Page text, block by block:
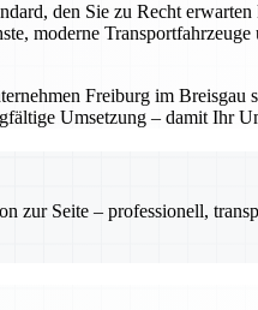
den Sie zu Recht erwarten
moderne Transportfahrzeuge
Freiburg im Breisgau
Umsetzung – damit Ihr
zur Seite – professionell,